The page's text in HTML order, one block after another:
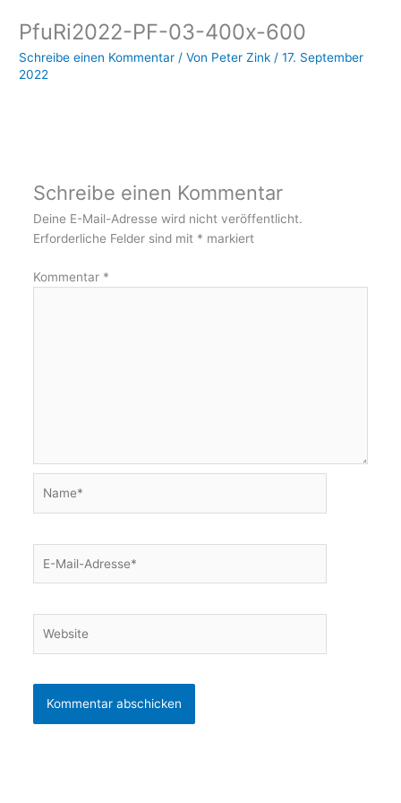
PfuRi2022-PF-03-400x-600
Schreibe einen Kommentar / Von Peter Zink /17. September
2022
Schreibe einen Kommentar
Deine E-Mail-Adresse wird nicht veröffentlicht.
Erforderliche Felder sind mit * markiert
Kommentar *
Mail-